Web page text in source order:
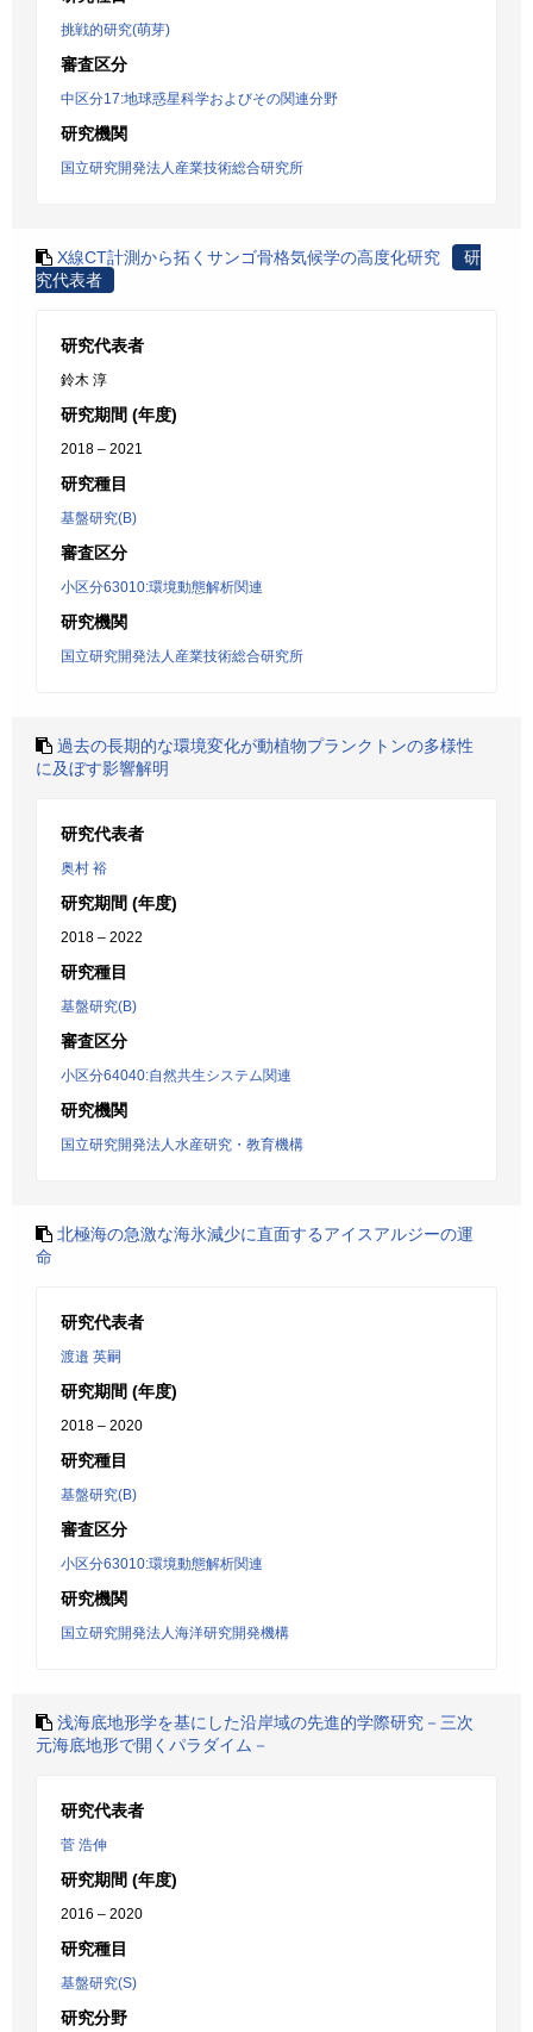
挑戦的研究(萌芽)
審査区分
中区分17:地球惑星科学およびその関連分野
研究機関
国立研究開発法人産業技術総合研究所
X線CT計測から拓くサンゴ骨格気候学の高度化研究
研
究代表者
研究代表者
鈴木 淳
研究期間 (年度)
2018 – 2021
研究種目
基盤研究(B)
審査区分
小区分63010:環境動態解析関連
研究機関
国立研究開発法人産業技術総合研究所
過去の長期的な環境変化が動植物プランクトンの多様性
に及ぼす影響解明
研究代表者
奥村 裕
研究期間 (年度)
2018 – 2022
研究種目
基盤研究(B)
審査区分
小区分64040:自然共生システム関連
研究機関
国立研究開発法人水産研究・教育機構
北極海の急激な海氷減少に直面するアイスアルジーの運
命
研究代表者
渡邉 英嗣
研究期間 (年度)
2018 – 2020
研究種目
基盤研究(B)
審査区分
小区分63010:環境動態解析関連
研究機関
国立研究開発法人海洋研究開発機構
浅海底地形学を基にした沿岸域の先進的学際研究－三次
元海底地形で開くパラダイム－
研究代表者
菅 浩伸
研究期間 (年度)
2016 – 2020
研究種目
基盤研究(S)
研究分野